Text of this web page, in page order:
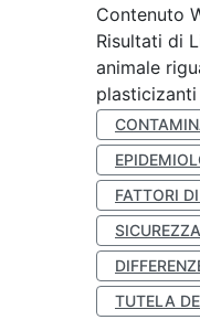
Contenuto
Risultati di
animale
FATTORI
TUTELA